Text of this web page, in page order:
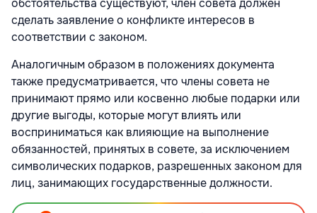
обстоятельства существуют, член совета должен
сделать заявление о конфликте интересов в
соответствии с законом.
Аналогичным образом в положениях документа
также предусматривается, что члены совета не
принимают прямо или косвенно любые подарки или
другие выгоды, которые могут влиять или
восприниматься как влияющие на выполнение
обязанностей, принятых в совете, за исключением
символических подарков, разрешенных законом для
лиц, занимающих государственные должности.